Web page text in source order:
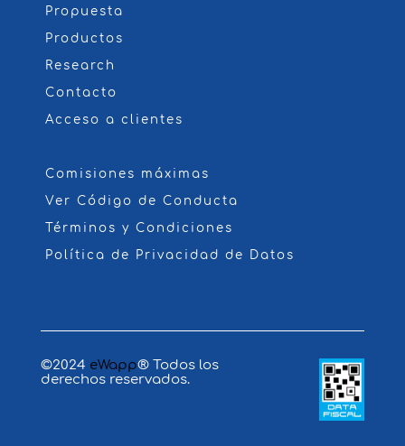
Propuesta
Productos
Research
Contacto
Acceso a clientes
Comisiones máximas
Ver Código de Conducta
Términos y Condiciones
Política de Privacidad de Datos
©2024 eWapp® Todos los
derechos reservados.